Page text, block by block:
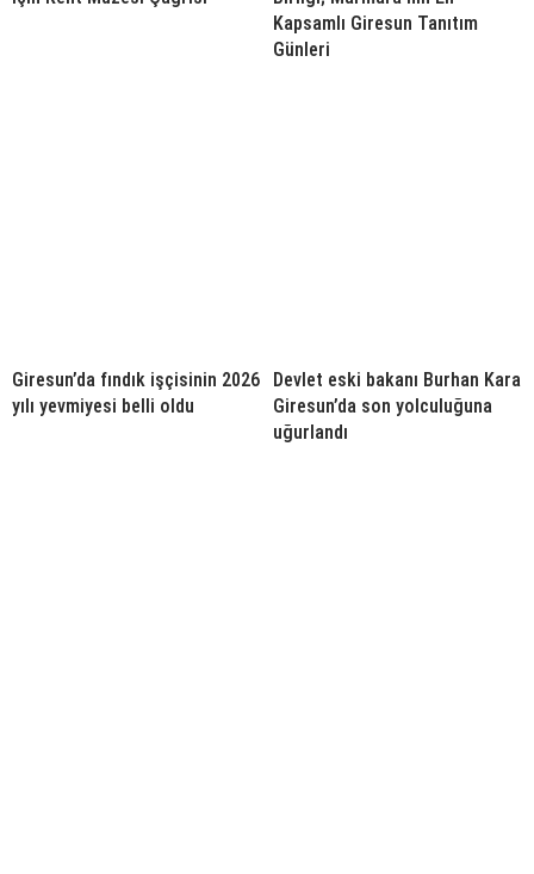
Kapsamlı Giresun Tanıtım
Günleri
Giresun’da fındık işçisinin 2026
yılı yevmiyesi belli oldu
Devlet eski bakanı Burhan Kara
Giresun’da son yolculuğuna
uğurlandı